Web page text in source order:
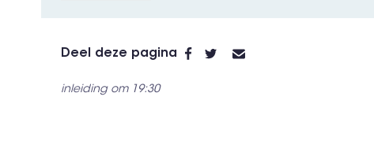
Deel deze pagina
inleiding om 19:30